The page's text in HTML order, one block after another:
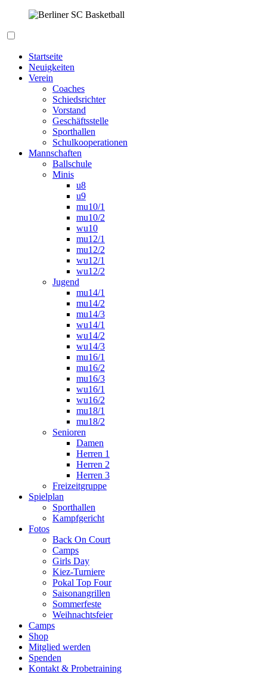
springen
Startseite
Neuigkeiten
Verein
Coaches
Schiedsrichter
Vorstand
Geschäftsstelle
Sporthallen
Schulkooperationen
Mannschaften
Ballschule
Minis
u8
u9
mu10/1
mu10/2
wu10
mu12/1
mu12/2
wu12/1
wu12/2
Jugend
mu14/1
mu14/2
mu14/3
wu14/1
wu14/2
wu14/3
mu16/1
mu16/2
mu16/3
wu16/1
wu16/2
mu18/1
mu18/2
Senioren
Damen
Herren 1
Herren 2
Herren 3
Freizeitgruppe
Spielplan
Sporthallen
Kampfgericht
Fotos
Back On Court
Camps
Girls Day
Kiez-Turniere
Pokal Top Four
Saisonangrillen
Sommerfeste
Weihnachtsfeier
Camps
Shop
Mitglied werden
Spenden
Kontakt & Probetraining